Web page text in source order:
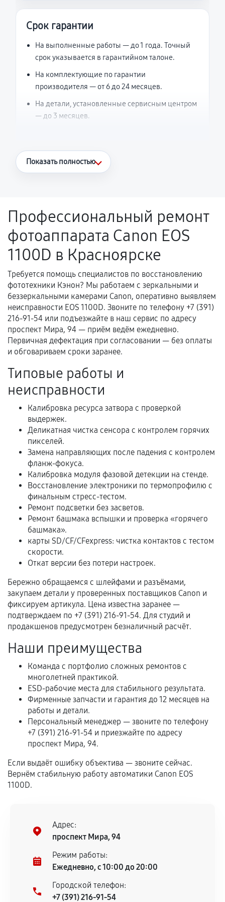
Срок гарантии
На выполненные работы — до 1 года. Точный
срок указывается в гарантийном талоне.
На комплектующие по гарантии
производителя — от 6 до 24 месяцев.
На детали, установленные сервисным центром
— до 3 месяцев.
Что считается гарантийным случаем
Поломка установленной детали при
нормальной эксплуатации в течение
гарантийного срока.
Несоответствие комплектующей заявленным
техническим характеристикам.
Документы для подтверждения
гарантии
Гарантийный талон.
услуг и сроком гарантии.
Документы на установленные комплектующие
и кассовый чек.
Расширенная гарантия
В некоторых случаях возможно оформление
расширенной гарантии. Стоимость, сроки и
условия продления согласовываются отдельно и
фиксируются в документах.
Когда гарантия не действует
Нарушение правил эксплуатации,
механические повреждения, попадание влаги,
перегрев, коррозия.
Самостоятельный ремонт или вмешательство
третьих лиц.
предусмотрено отдельно.
Обращение после окончания гарантийного
срока.
Программные сбои, если это не указано в
отдельных условиях.
Если комплектующие куплены
самостоятельно
Гарантия на выполненные работы может
техническим параметрам и не имеют внешних
дефектов.
Установка была выполнена нашим сервисным
центром.
При этом гарантия на сами комплектующие
остается на стороне производителя или
Показать полностью
Профессиональный ремонт
фотоаппарата Canon EOS
1100D в Красноярске
Требуется помощь специалистов по восстановлению
фототехники Кэнон? Мы работаем с зеркальными и
беззеркальными камерами Canon, оперативно выявляем
неисправности EOS 1100D. Звоните по телефону +7 (391)
216-91-54 или подъезжайте в наш сервис по адресу
проспект Мира, 94 — приём ведём ежедневно.
Первичная дефектация при согласовании — без оплаты
и обговариваем сроки заранее.
Типовые работы и
неисправности
Калибровка ресурса затвора с проверкой
выдержек.
Деликатная чистка сенсора с контролем горячих
пикселей.
Замена направляющих после падения с контролем
фланж-фокуса.
Калибровка модуля фазовой детекции на стенде.
Восстановление электроники по термопрофилю с
финальным стресс-тестом.
Ремонт подсветки без засветов.
Ремонт башмака вспышки и проверка «горячего
башмака».
карты SD/CF/CFexpress: чистка контактов с тестом
скорости.
Откат версии без потери настроек.
Бережно обращаемся с шлейфами и разъёмами,
закупаем детали у проверенных поставщиков Canon и
фиксируем артикула. Цена известна заранее —
подтверждаем по +7 (391) 216-91-54. Для студий и
продакшенов предусмотрен безналичный расчёт.
Наши преимущества
Команда с портфолио сложных ремонтов с
многолетней практикой.
ESD-рабочие места для стабильного результата.
Фирменные запчасти и гарантия до 12 месяцев на
работы и детали.
Персональный менеджер — звоните по телефону
+7 (391) 216-91-54 и приезжайте по адресу
проспект Мира, 94.
Если выдаёт ошибку объектива — звоните сейчас.
Вернём стабильную работу автоматики Canon EOS
1100D.
Адрес:
проспект Мира, 94
Режим работы:
Ежедневно, с 10:00 до 20:00
Городской телефон:
+7 (391) 216-91-54